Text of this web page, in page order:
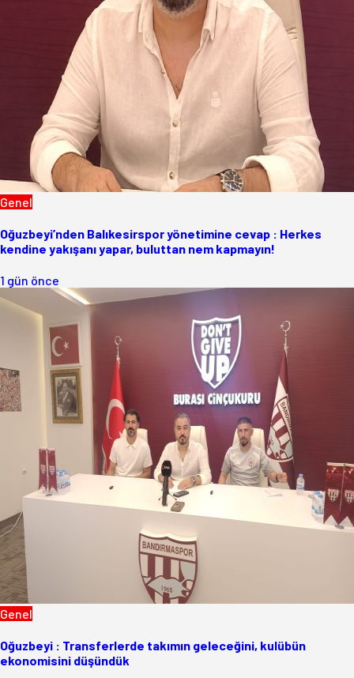
Genel
Oğuzbeyi’nden Balıkesirspor yönetimine cevap : Herkes
kendine yakışanı yapar, buluttan nem kapmayın!
1 gün önce
Genel
Oğuzbeyi : Transferlerde takımın geleceğini, kulübün
ekonomisini düşündük